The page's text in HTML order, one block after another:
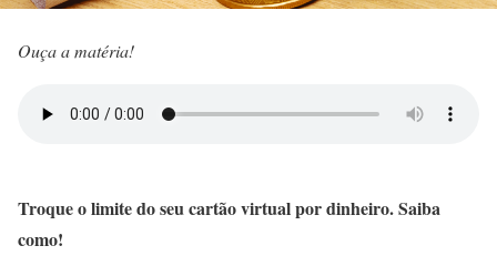
Ouça a matéria!
Troque o limite do seu cartão virtual por dinheiro. Saiba
como!